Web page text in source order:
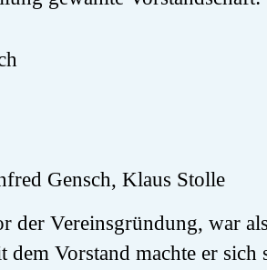
Gensch, Klaus Stolle
der Vereinsgründung, war
dem Vorstand machte er